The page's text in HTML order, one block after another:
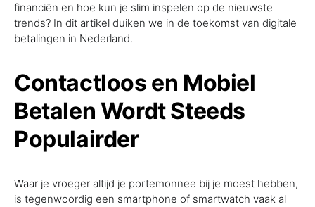
financiën en hoe kun je slim inspelen op de nieuwste
trends? In dit artikel duiken we in de toekomst van digitale
betalingen in Nederland.
Contactloos en Mobiel
Betalen Wordt Steeds
Populairder
Waar je vroeger altijd je portemonnee bij je moest hebben,
is tegenwoordig een smartphone of smartwatch vaak al